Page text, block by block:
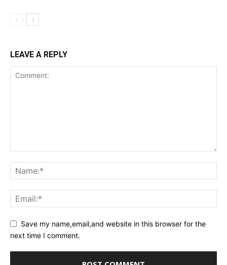
LEAVE A REPLY
Save my name,email,and website in this browser for the
next time I comment.